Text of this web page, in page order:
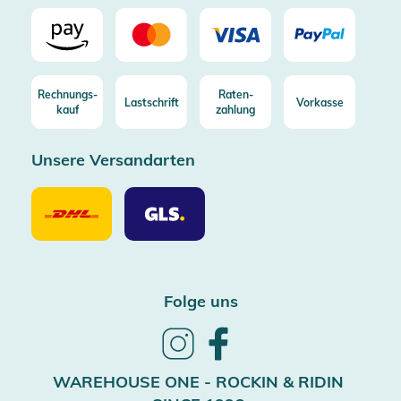
Rechnungs-
kauf
Lastschrift
Raten-
zahlung
Vorkasse
Unsere Versandarten
Unsere
Versandarten
DHL
Unsere
Versandarten
GLS
Folge uns
Follow
InstagramFacebook
WAREHOUSE ONE - ROCKIN & RIDIN